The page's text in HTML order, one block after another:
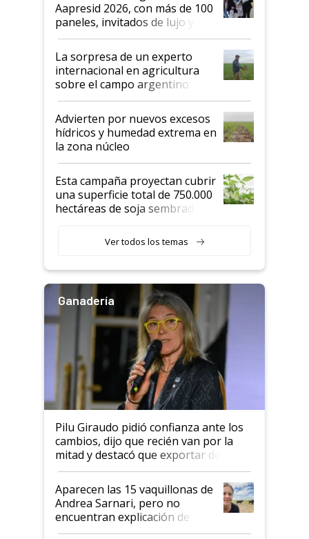
años"
Aapresid 2026, con más de 100
paneles, invitados de lujo y
todas las tendencias
La sorpresa de un experto
internacional en agricultura
sobre el campo argentino:
"Estoy muy impresionado"
Advierten por nuevos excesos
hídricos y humedad extrema en
la zona núcleo
Esta campaña proyectan cubrir
una superficie total de 750.000
hectáreas de soja sembradas
variedades que marcan un
salto tecnológico en genética y
Ver todos los temas
Ganadería
Pilu Giraudo pidió confianza ante los
cambios, dijo que recién van por la
mitad y destacó que exportar dejó de
ser "para unos pocos": "Tenemos un
mandato muy claro del gobierno
nacional"
Aparecen las 15 vaquillonas de
Andrea Sarnari, pero no
encuentran explicación de
cómo llegaron allí